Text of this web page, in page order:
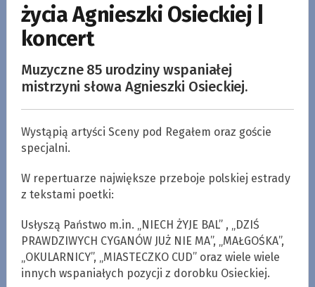
życia Agnieszki Osieckiej |
koncert
Muzyczne 85 urodziny wspaniałej
mistrzyni słowa Agnieszki Osieckiej.
Wystąpią artyści Sceny pod Regałem oraz goście
specjalni.
W repertuarze największe przeboje polskiej estrady
z tekstami poetki:
Usłyszą Państwo m.in. „NIECH ŻYJE BAL” , „DZIŚ
PRAWDZIWYCH CYGANÓW JUŻ NIE MA”, „MAŁGOŚKA”,
„OKULARNICY”, „MIASTECZKO CUD” oraz wiele wiele
innych wspaniałych pozycji z dorobku Osieckiej.